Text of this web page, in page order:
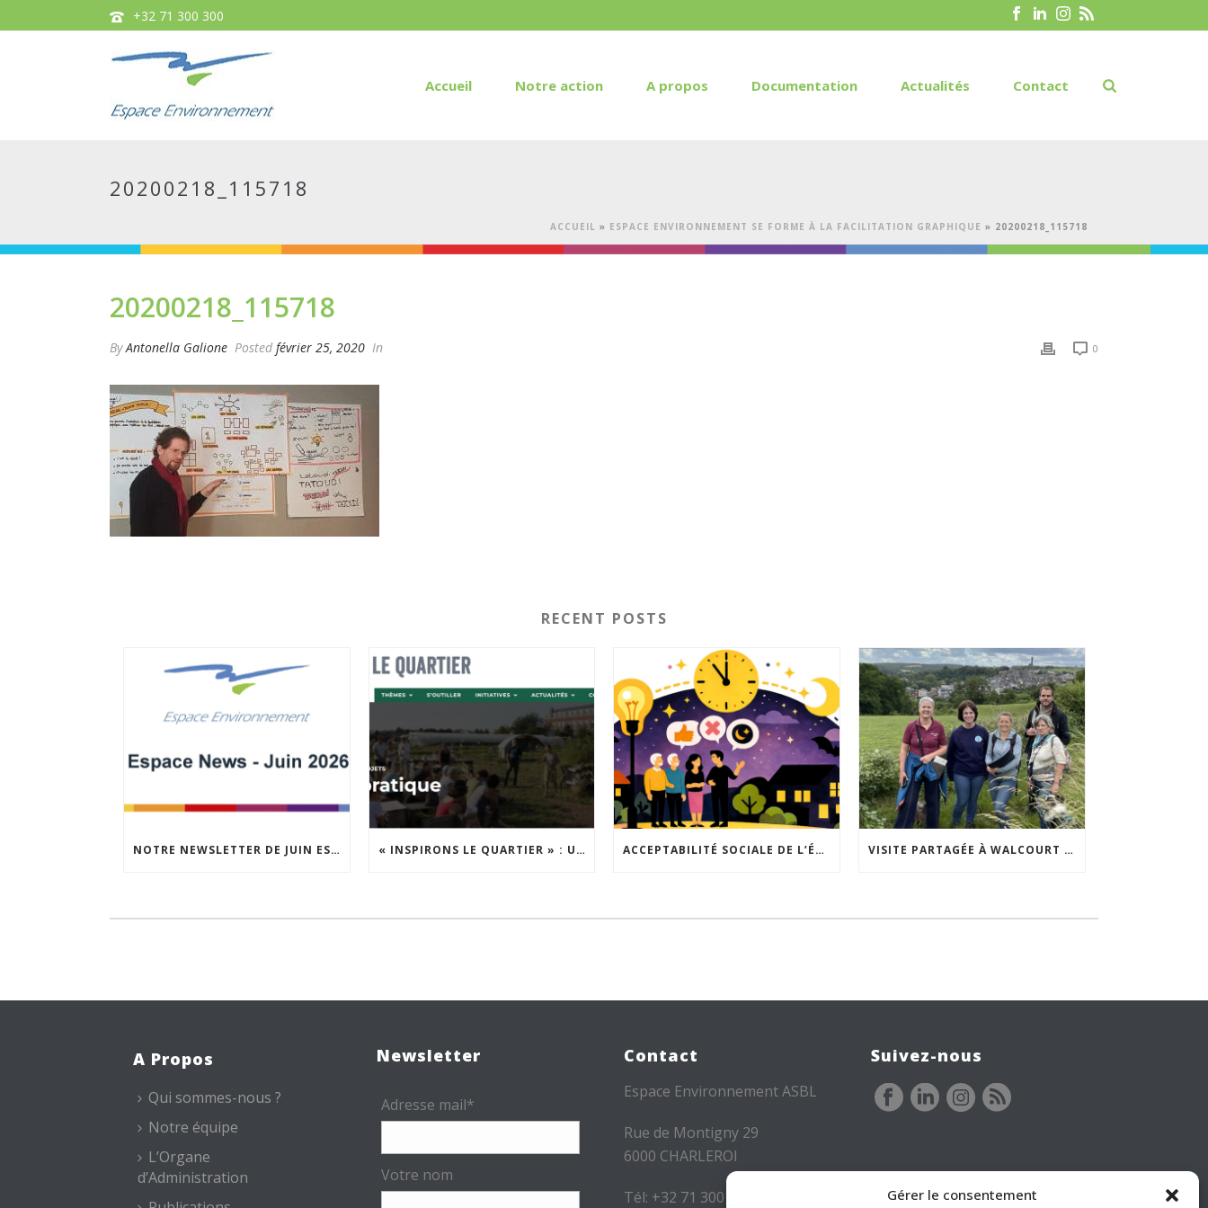
Gérer le consentement
+32 71 300 300
Accueil Notre action A propos Documentation Actualités Contact
20200218_115718
ACCUEIL » ESPACE ENVIRONNEMENT SE FORME À LA FACILITATION GRAPHIQUE » 20200218_115718
20200218_115718
ByAntonella Galione Posted février 25, 2020 In 0
RECENT POSTS
NOTRE NEWSLETTER DE JUIN EST EN LIGNE ! « INSPIRONS LE QUARTIER » : UN NOUVEL APPEL À PROJETS EST LANCÉ ! ACCEPTABILITÉ SOCIALE DE L’ÉCLAIRAGE NOCTURNE : LE REPLAY EST DISPONIBLE VISITE PARTAGÉE À WALCOURT : UNE DÉMARCHE PARTICIPATIVE ANIMÉE PAR ESPACE ENVIRONNEMENT
A Propos
Qui sommes-nous ?
Notre équipe
L’Organe
d’Administration
Newsletter
Adresse mail*
Votre nom
Contact
Espace Environnement ASBL
Rue de Montigny 29
6000 CHARLEROI
Tél: +32 71 300 300
Suivez-nous